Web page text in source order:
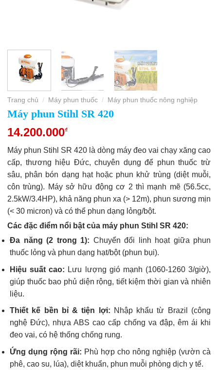
Trang chủ / Máy phun thuốc / Máy phun thuốc nông nghiệp
Máy phun Stihl SR 420
14.200.000₫
Máy phun Stihl SR 420 là dòng máy đeo vai chạy xăng cao
cấp, thương hiệu Đức, chuyên dụng để phun thuốc trừ
sâu, phân bón dạng hạt hoặc phun khử trùng (diệt muỗi,
côn trùng). Máy sở hữu động cơ 2 thì mạnh mẽ (56.5cc,
2.5kW/3.4HP), khả năng phun xa (> 12m), phun sương mịn
(< 30 micron) và có thể phun dạng lỏng/bột.
Các đặc điểm nổi bật của máy phun Stihl SR 420:
Đa năng (2 trong 1): Chuyển đổi linh hoạt giữa phun
thuốc lỏng và phun dạng hạt/bột (phun bụi).
Hiệu suất cao: Lưu lượng gió mạnh (1060-1260 3/giờ),
giúp thuốc bao phủ diện rộng, tiết kiệm thời gian và nhiên
liệu.
Thiết kế bền bỉ & tiện lợi: Nhập khẩu từ Brazil (công
nghệ Đức), nhựa ABS cao cấp chống va đập, êm ái khi
đeo vai, có hệ thống chống rung.
Ứng dụng rộng rãi: Phù hợp cho nông nghiệp (vườn cà
phê, cao su, lúa), diệt khuẩn, phun muỗi phòng dịch y tế.